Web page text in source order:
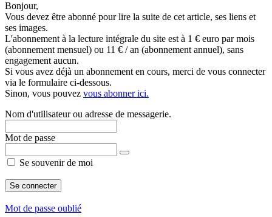
Bonjour,
Vous devez être abonné pour lire la suite de cet article, ses liens et
ses images.
L'abonnement à la lecture intégrale du site est à 1 € euro par mois
(abonnement mensuel) ou 11 € / an (abonnement annuel), sans
engagement aucun.
Si vous avez déjà un abonnement en cours, merci de vous connecter
via le formulaire ci-dessous.
Sinon, vous pouvez vous abonner ici.
Nom d'utilisateur ou adresse de messagerie.
Mot de passe
Se souvenir de moi
Mot de passe oublié